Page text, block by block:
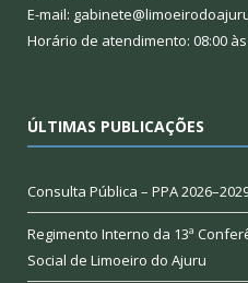
E-mail:
Horário de atendimento: 08:00 às
ÚLTIMAS PUBLICAÇÕES
Consulta Pública – PPA
Regimento Interno da 13ª
Social de Limoeiro do Ajuru